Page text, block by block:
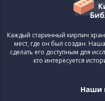
Каждый старинный кирпич
мест, где он был создан.
сделать его доступным для
кто интересуется
Наши